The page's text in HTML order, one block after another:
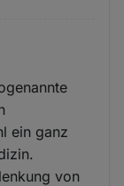
ein ganz
von